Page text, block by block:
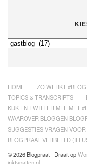
Kies
een
HOME ZO WERKT
TOPICS & TRANSCRIPTS
KIJK EN TWITTER MEE MET
WAAROVER BLOGGEN
SUGGESTIES VRAGEN
BLOGPRAAT VERBEELD
© 2026 Blogpraat | Draait op